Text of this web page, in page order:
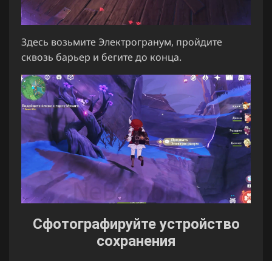
Здесь возьмите Электрогранум, пройдите
сквозь барьер и бегите до конца.
Сфотографируйте устройство
сохранения